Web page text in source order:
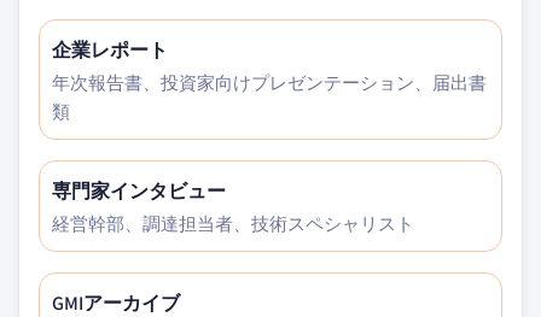
企業レポート
年次報告書、投資家向けプレゼンテーション、届出書
類
専門家インタビュー
経営幹部、調達担当者、技術スペシャリスト
GMIアーカイブ